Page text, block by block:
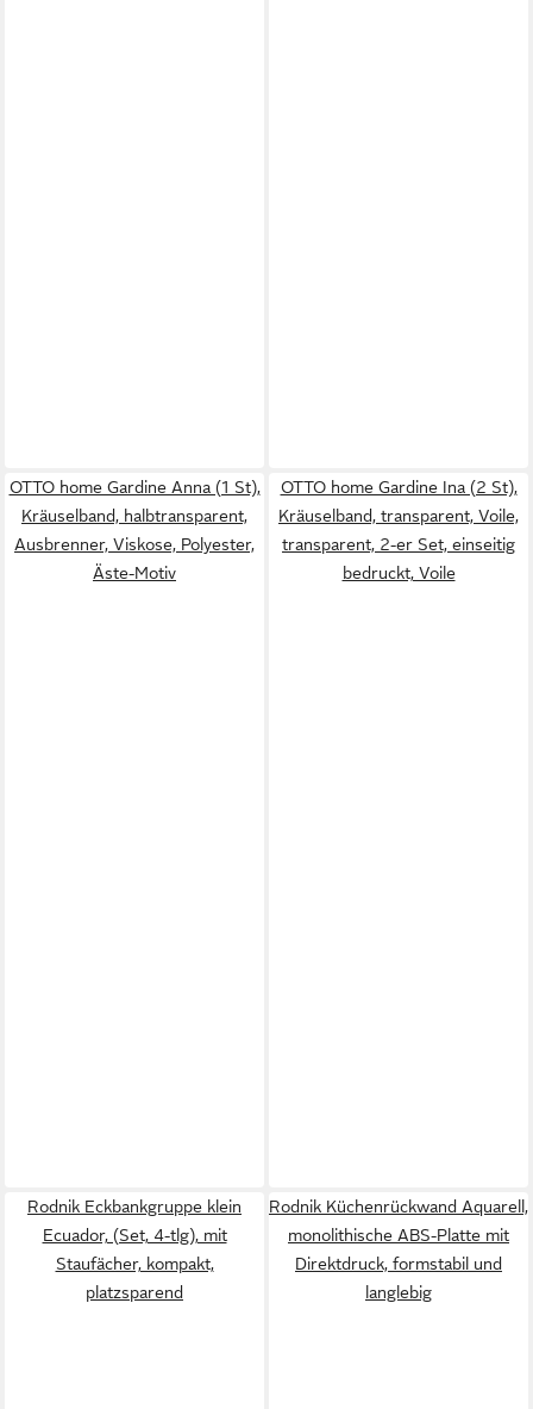
OTTO home Gardine Anna (1 St),
Kräuselband, halbtransparent,
Ausbrenner, Viskose, Polyester,
Äste-Motiv
OTTO home Gardine Ina (2 St),
Kräuselband, transparent, Voile,
transparent, 2-er Set, einseitig
bedruckt, Voile
Rodnik Eckbankgruppe klein
Ecuador, (Set, 4-tlg), mit
Staufächer, kompakt,
platzsparend
Rodnik Küchenrückwand Aquarell,
monolithische ABS-Platte mit
Direktdruck, formstabil und
langlebig